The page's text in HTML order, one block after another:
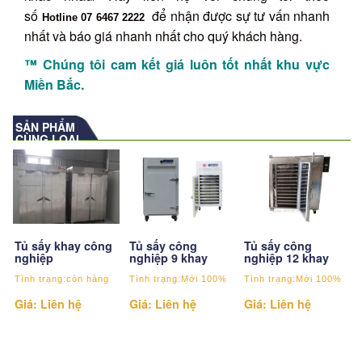
số Hotline 07 6467 2222 để nhận được sự tư vấn nhanh
nhất và báo giá nhanh nhất cho quý khách hàng.
™ Chúng tôi cam kết giá luôn tốt nhất khu vực
Miền Bắc.
SẢN PHẨM
CÙNG LOẠI
Tủ sấy khay công
nghiệp
Tình trạng:còn hàng
Giá: Liên hệ
Tủ sấy công
nghiệp 9 khay
Tình trạng:Mới 100%
Giá: Liên hệ
Tủ sấy công
nghiệp 12 khay
Tình trạng:Mới 100%
Giá: Liên hệ